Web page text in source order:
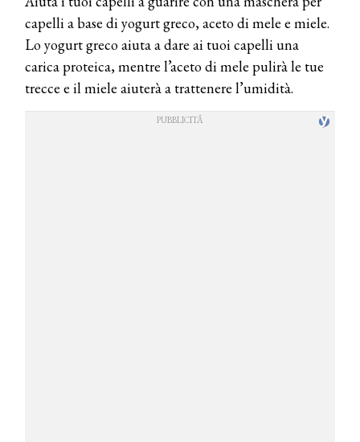
capelli a base di yogurt greco, aceto di mele e miele.
Lo yogurt greco aiuta a dare ai tuoi capelli una
carica proteica, mentre l’aceto di mele pulirà le tue
trecce e il miele aiuterà a trattenere l’umidità.